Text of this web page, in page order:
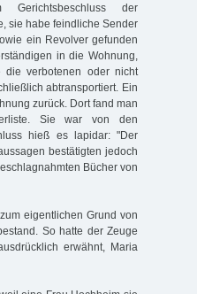
der
sie habe feindliche Sender
ein Revolver gefunden
in die Wohnung,
verbotenen oder nicht
abtransportiert. Ein
zurück. Dort fand man
Sie war von den
hieß es lapidar: "Der
bestätigten jedoch
Bücher von
eigentlichen Grund von
So hatte der Zeuge
erwähnt, Maria